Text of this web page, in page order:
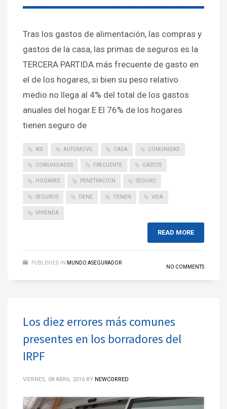
Tras los gastos de alimentación, las compras y
gastos de la casa, las primas de seguros es la
TERCERA PARTIDA más frecuente de gasto en
el de los hogares, si bien su peso relativo
medio no llega al 4% del total de los gastos
anuales del hogar.E El 76% de los hogares
tienen seguro de
ASI AUTOMOVIL CADA COMUNIDAD
COMUNIDADES FRECUENTE GASTOS
HOGARES PENETRACION SEGURO
SEGUROS TIENE TIENEN VIDA
VIVIENDA
READ MORE
PUBLISHED IN MUNDO ASEGURADOR
NO COMMENTS
Los diez errores más comunes
presentes en los borradores del
IRPF
VIERNES, 08 ABRIL 2016 BY NEWCORRED